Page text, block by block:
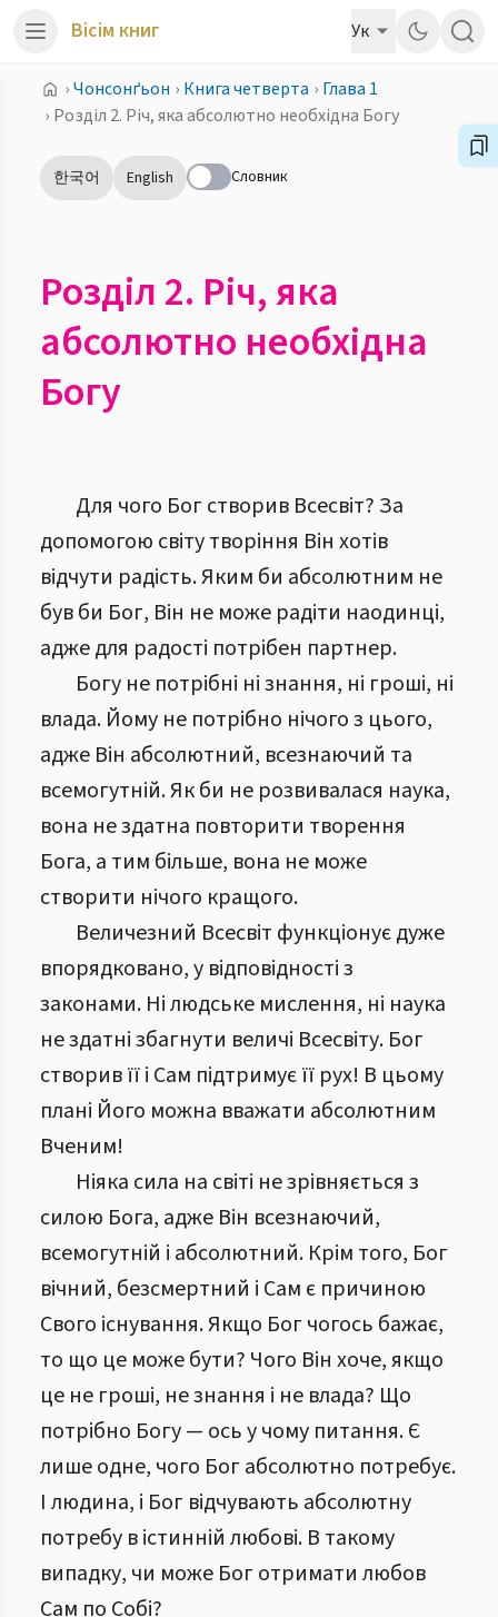
Вісім книг Ук
›Чонсонґьон › Книга четверта › Глава 1
› Розділ 2. Річ, яка абсолютно необхідна Богу
한국어 English Словник
Розділ 2. Річ, яка
абсолютно необхідна
Богу
Для чого Бог створив Всесвіт? За
допомогою світу творіння Він хотів
відчути радість. Яким би абсолютним не
був би Бог, Він не може радіти наодинці,
адже для радості потрібен партнер.
Богу не потрібні ні знання, ні гроші, ні
влада. Йому не потрібно нічого з цього,
адже Він абсолютний, всезнаючий та
всемогутній. Як би не розвивалася наука,
вона не здатна повторити творення
Бога, а тим більше, вона не може
створити нічого кращого.
Величезний Всесвіт функціонує дуже
впорядковано, у відповідності з
законами. Ні людське мислення, ні наука
не здатні збагнути величі Всесвіту. Бог
створив її і Сам підтримує її рух! В цьому
плані Його можна вважати абсолютним
Вченим!
Ніяка сила на світі не зрівняється з
силою Бога, адже Він всезнаючий,
всемогутній і абсолютний. Крім того, Бог
вічний, безсмертний і Сам є причиною
Свого існування. Якщо Бог чогось бажає,
то що це може бути? Чого Він хоче, якщо
це не гроші, не знання і не влада? Що
потрібно Богу — ось у чому питання. Є
лише одне, чого Бог абсолютно потребує.
І людина, і Бог відчувають абсолютну
потребу в істинній любові. В такому
випадку, чи може Бог отримати любов
Сам по Собі?